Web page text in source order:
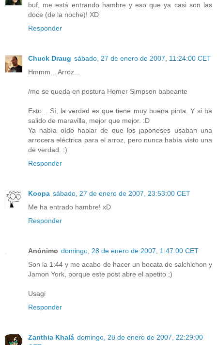
buf, me está entrando hambre y eso que ya casi son las
doce (de la noche)! XD
Responder
Chuck Draug sábado, 27 de enero de 2007, 11:24:00 CET
Hmmm... Arroz...
/me se queda en postura Homer Simpson babeante
Esto... Sí, la verdad es que tiene muy buena pinta. Y si ha
salido de maravilla, mejor que mejor. :D
Ya había oído hablar de que los japoneses usaban una
arrocera eléctrica para el arroz, pero nunca había visto una
de verdad. :)
Responder
Koopa sábado, 27 de enero de 2007, 23:53:00 CET
Me ha entrado hambre! xD
Responder
Anónimo domingo, 28 de enero de 2007, 1:47:00 CET
Son la 1:44 y me acabo de hacer un bocata de salchichon y
Jamon York, porque este post abre el apetito ;)
Usagi
Responder
Zanthia Khalá domingo, 28 de enero de 2007, 22:29:00